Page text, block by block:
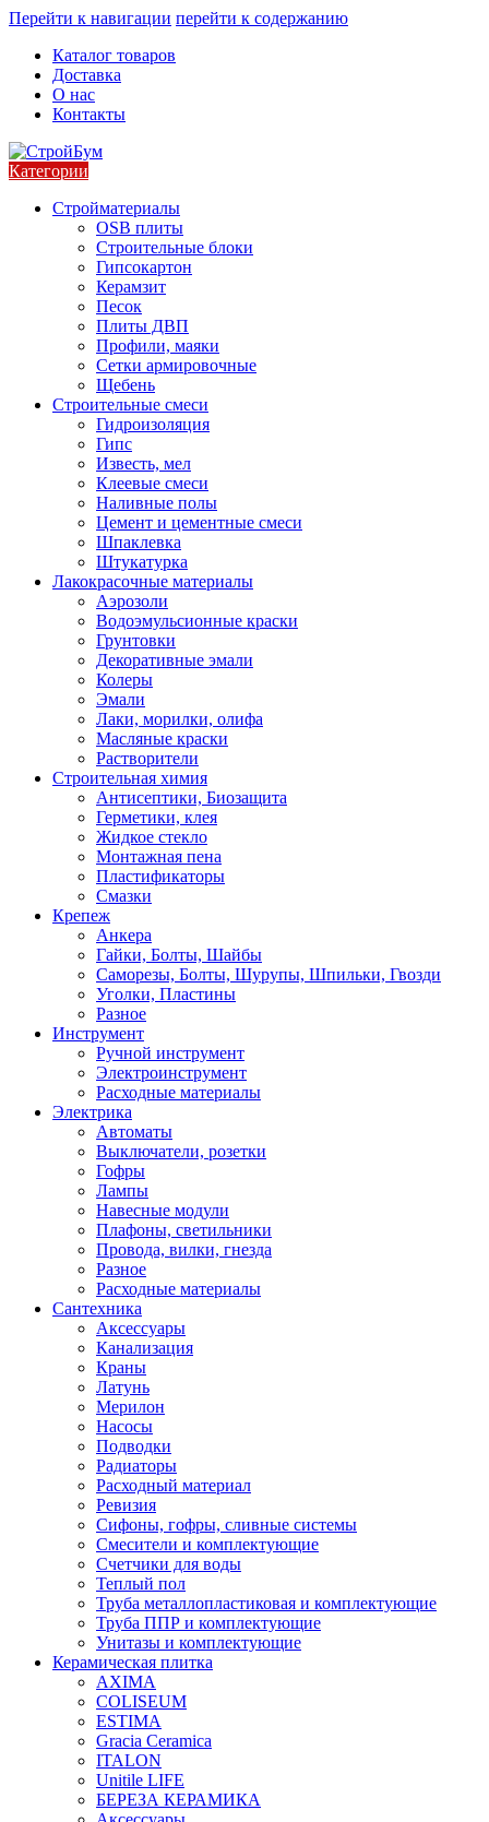
Перейти к навигации перейти к содержанию
Каталог товаров
Доставка
О нас
Контакты
Категории
Стройматериалы
OSB плиты
Строительные блоки
Гипсокартон
Керамзит
Песок
Плиты ДВП
Профили, маяки
Сетки армировочные
Щебень
Строительные смеси
Гидроизоляция
Гипс
Известь, мел
Клеевые смеси
Наливные полы
Цемент и цементные смеси
Шпаклевка
Штукатурка
Лакокрасочные материалы
Аэрозоли
Водоэмульсионные краски
Грунтовки
Декоративные эмали
Колеры
Эмали
Лаки, морилки, олифа
Масляные краски
Растворители
Строительная химия
Антисептики, Биозащита
Герметики, клея
Жидкое стекло
Монтажная пена
Пластификаторы
Смазки
Крепеж
Анкера
Гайки, Болты, Шайбы
Саморезы, Болты, Шурупы, Шпильки, Гвозди
Уголки, Пластины
Разное
Инструмент
Ручной инструмент
Электроинструмент
Расходные материалы
Электрика
Автоматы
Выключатели, розетки
Гофры
Лампы
Навесные модули
Плафоны, светильники
Провода, вилки, гнезда
Разное
Расходные материалы
Сантехника
Аксессуары
Канализация
Краны
Латунь
Мерилон
Насосы
Подводки
Радиаторы
Расходный материал
Ревизия
Сифоны, гофры, сливные системы
Смесители и комплектующие
Счетчики для воды
Теплый пол
Труба металлопластиковая и комплектующие
Труба ППР и комплектующие
Унитазы и комплектующие
Керамическая плитка
AXIMA
COLISEUM
ESTIMA
Gracia Ceramica
ITALON
Unitile LIFE
БЕРЕЗА КЕРАМИКА